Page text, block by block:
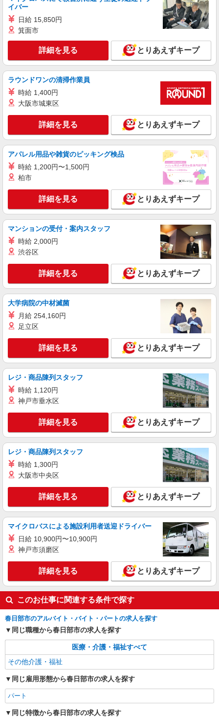
イバー
日給 15,850円
箕面市
詳細を見る とりあえずキープ
ラウンドワンの清掃作業員
時給 1,400円
大阪市城東区
詳細を見る とりあえずキープ
アパレル用品や雑貨のピッキング検品
時給 1,200円〜1,500円
柏市
詳細を見る とりあえずキープ
マンションの受付・案内スタッフ
時給 2,000円
渋谷区
詳細を見る とりあえずキープ
大学病院の中材滅菌
月給 254,160円
足立区
詳細を見る とりあえずキープ
レジ・商品陳列スタッフ
時給 1,120円
神戸市垂水区
詳細を見る とりあえずキープ
レジ・商品陳列スタッフ
時給 1,300円
大阪市中央区
詳細を見る とりあえずキープ
マイクロバスによる施設利用者送迎ドライバー
日給 10,900円〜10,900円
神戸市須磨区
詳細を見る とりあえずキープ
このお仕事に関連する条件で探す
春日部市のアルバイト・バイト・パートの求人を探す
同じ職種から春日部市の求人を探す
医療・介護・福祉すべて
その他介護・福祉
同じ雇用形態から春日部市の求人を探す
パート
同じ特徴から春日部市の求人を探す